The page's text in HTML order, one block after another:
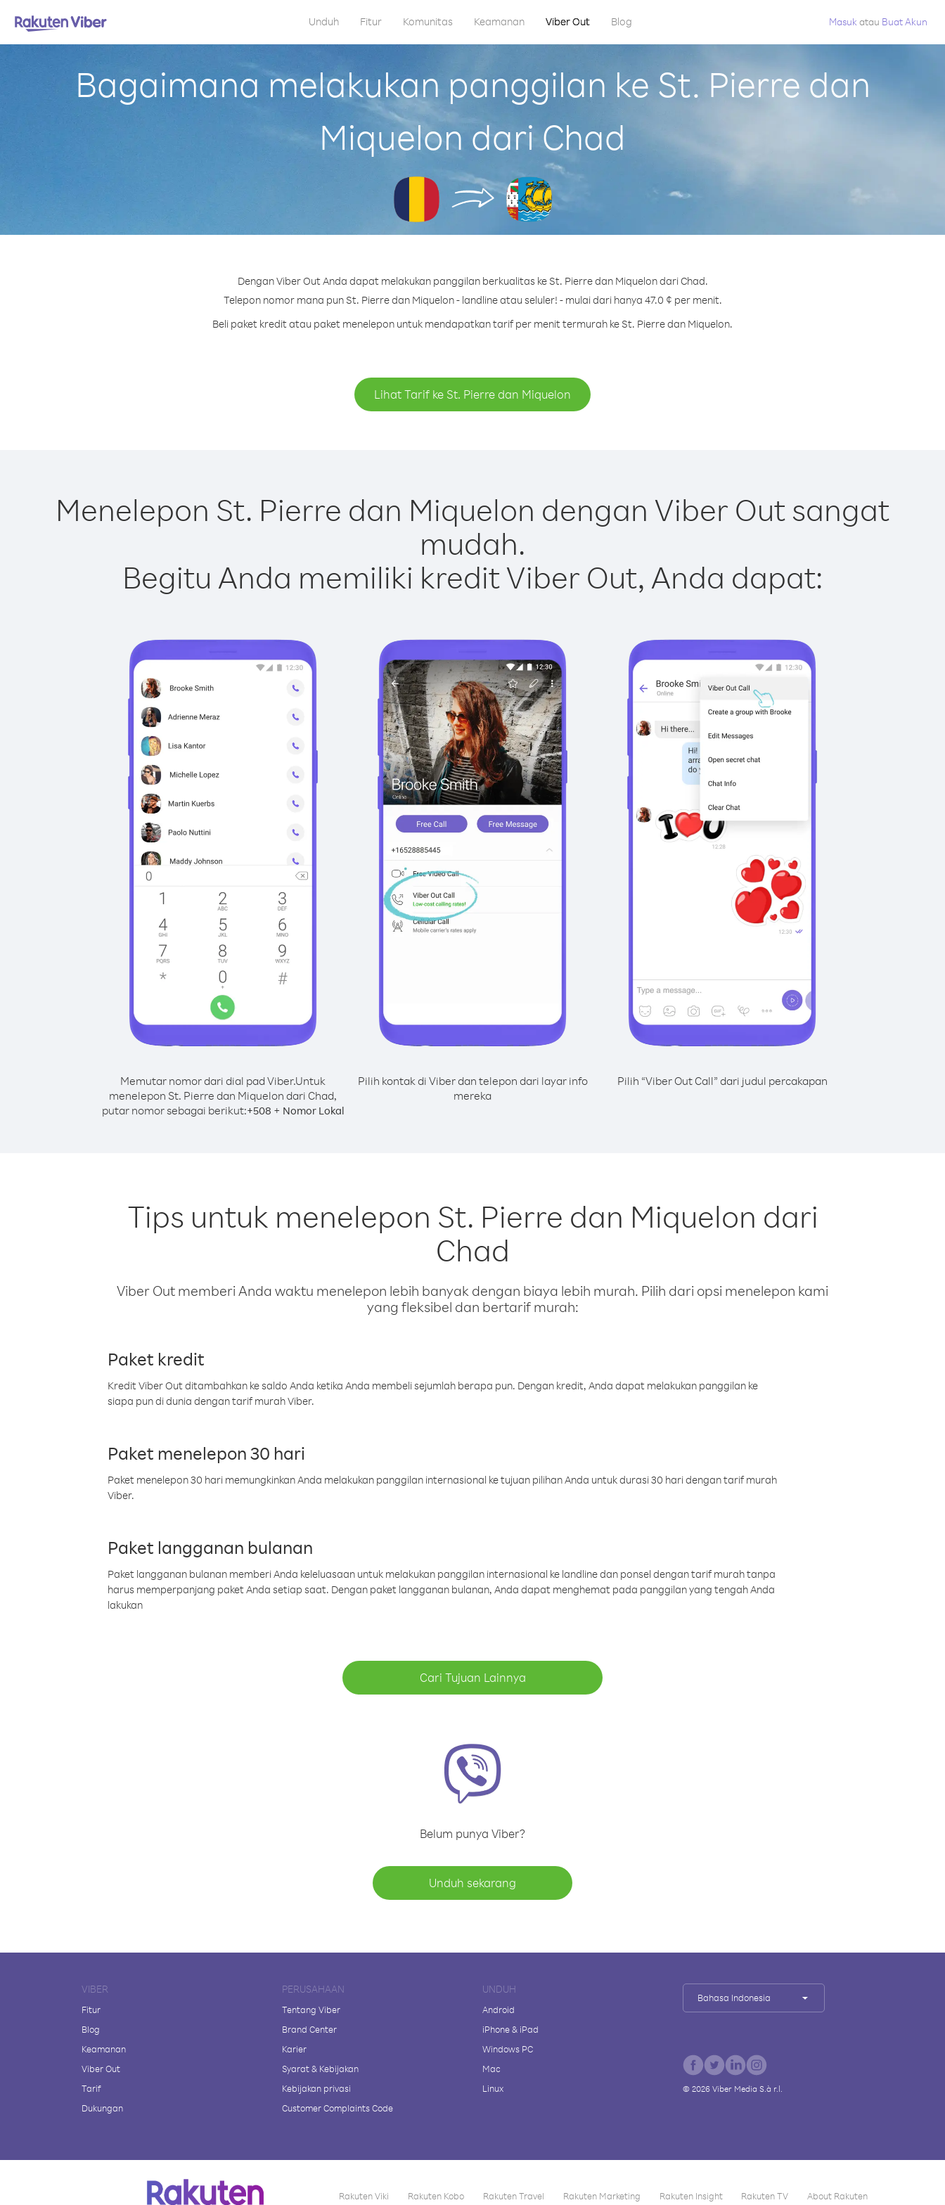
Unduh Fitur Komunitas Keamanan Viber Out Blog Masuk atau Buat Akun
Bagaimana melakukan panggilan ke St. Pierre dan
Miquelon dari Chad
Dengan Viber Out Anda dapat melakukan panggilan berkualitas ke St. Pierre dan Miquelon dari Chad.
Telepon nomor mana pun St. Pierre dan Miquelon - landline atau seluler! - mulai dari hanya 47.0 ¢ per menit.
Beli paket kredit atau paket menelepon untuk mendapatkan tarif per menit termurah ke St. Pierre dan Miquelon.
Lihat Tarif ke St. Pierre dan Miquelon
Menelepon St. Pierre dan Miquelon dengan Viber Out sangat
mudah.
Begitu Anda memiliki kredit Viber Out, Anda dapat:
Memutar nomor dari dial pad Viber.Untuk
menelepon St. Pierre dan Miquelon dari Chad,
putar nomor sebagai berikut:+508 + Nomor Lokal
Pilih kontak di Viber dan telepon dari layar info
mereka
Pilih “Viber Out Call” dari judul percakapan
Tips untuk menelepon St. Pierre dan Miquelon dari
Chad
Viber Out memberi Anda waktu menelepon lebih banyak dengan biaya lebih murah. Pilih dari opsi menelepon kami
yang fleksibel dan bertarif murah:
Paket kredit
Kredit Viber Out ditambahkan ke saldo Anda ketika Anda membeli sejumlah berapa pun. Dengan kredit, Anda dapat melakukan panggilan ke
siapa pun di dunia dengan tarif murah Viber.
Paket menelepon 30 hari
Paket menelepon 30 hari memungkinkan Anda melakukan panggilan internasional ke tujuan pilihan Anda untuk durasi 30 hari dengan tarif murah
Viber.
Paket langganan bulanan
Paket langganan bulanan memberi Anda keleluasaan untuk melakukan panggilan internasional ke landline dan ponsel dengan tarif murah tanpa
harus memperpanjang paket Anda setiap saat. Dengan paket langganan bulanan, Anda dapat menghemat pada panggilan yang tengah Anda
lakukan
Cari Tujuan Lainnya
Belum punya Viber?
Unduh sekarang
VIBER
Fitur
Blog
Keamanan
Viber Out
Tarif
Dukungan
PERUSAHAAN
Tentang Viber
Brand Center
Karier
Syarat & Kebijakan
Kebijakan privasi
Customer Complaints Code
UNDUH
Android
iPhone & iPad
Windows PC
Mac
Linux
Bahasa Indonesia
© 2026 Viber Media S.à r.l.
Rakuten Viki Rakuten Kobo Rakuten Travel Rakuten Marketing Rakuten Insight Rakuten TV About Rakuten